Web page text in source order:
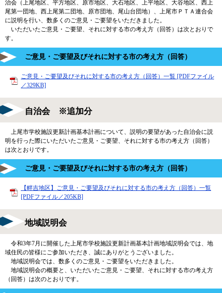
治会（上尾地区、平方地区、原市地区、大石地区、上平地区、大谷地区、西上
尾第一団地、西上尾第二団地、原市団地、尾山台団地）、上尾市ＰＴＡ連合会
に説明を行い、数多くのご意見・ご要望をいただきました。
いただいたご意見・ご要望、それに対する市の考え方（回答）は次とおりで
す。
ご意見・ご要望及びそれに対する市の考え方（回答）
ご意見・ご要望及びそれに対する市の考え方（回答）一覧 [PDFファイル
／329KB]
自治会 ※追加分
上尾市学校施設更新計画基本計画について、説明の要望があった自治会に説
明を行った際にいただいたご意見・ご要望、それに対する市の考え方（回答）
は次とおりです。
ご意見・ご要望及びそれに対する市の考え方（回答）
【畔吉地区】ご意見・ご要望及びそれに対する市の考え方（回答）一覧
[PDFファイル／205KB]
地域説明会
令和3年7月に開催した上尾市学校施設更新計画基本計画地域説明会では、地
域住民の皆様にご参加いただき、誠にありがとうございました。
地域説明会では、数多くのご意見・ご要望をいただきました。
地域説明会の概要と、いただいたご意見・ご要望、それに対する市の考え方
（回答）は次のとおりです。